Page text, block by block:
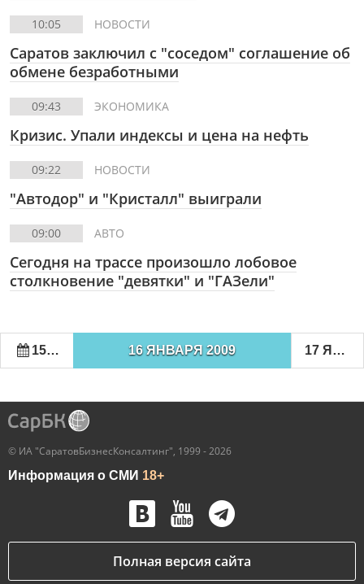
10:05 НОВОСТИ
Саратов заключил с "соседом" соглашение об
обмене безработными
09:43 ЭКОНОМИКА
Кризис. Упали индексы и цена на нефть
09:22 НОВОСТИ
"Автодор" и "Кристалл" выиграли
09:00 АВТО
Сегодня на трассе произошло лобовое
столкновение "девятки" и "ГАЗели"
15 ЯНВАРЯ 2009 16 ЯНВАРЯ 2009 17 ЯНВАРЯ 2009
© ИА "СаратовБизнесКонсалтинг", 1999 - 2026
Информация о СМИ 18+
Полная версия сайта